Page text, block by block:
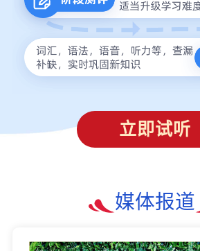
立即试听
媒体报道